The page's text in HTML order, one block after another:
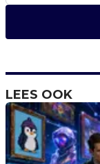
LEES OOK